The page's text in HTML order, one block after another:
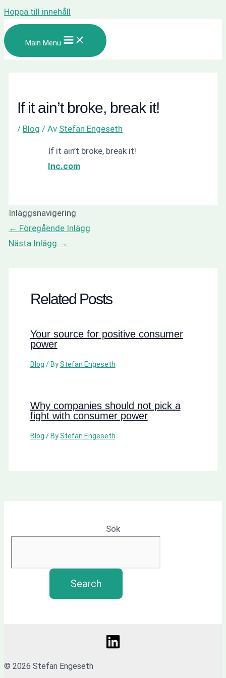
Hoppa till innehåll
Main Menu
If it ain’t broke, break it!
/ Blog / Av Stefan Engeseth
If it ain’t broke, break it!
Inc.com
Inläggsnavigering
← Föregående Inlägg
Nästa Inlägg →
Related Posts
Your source for positive consumer
power
Blog / ByStefan Engeseth
Why companies should not pick a
fight with consumer power
Blog / ByStefan Engeseth
Sök
Search
© 2026 Stefan Engeseth